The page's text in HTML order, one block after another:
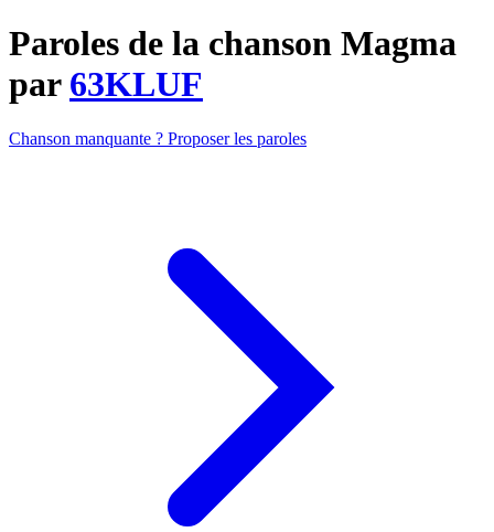
Paroles de la chanson Magma
par 63KLUF
Chanson manquante ? Proposer les paroles